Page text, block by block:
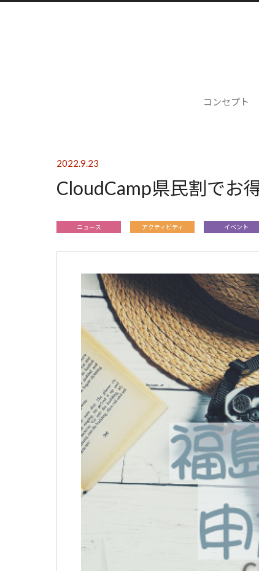
コンセプト
2022.9.23
CloudCamp県民割でお
ニュース アクティビティ イベント